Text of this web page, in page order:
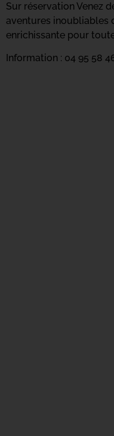
Sur réservation Venez
aventures inoubliables
enrichissante pour
Information : 04 95 58